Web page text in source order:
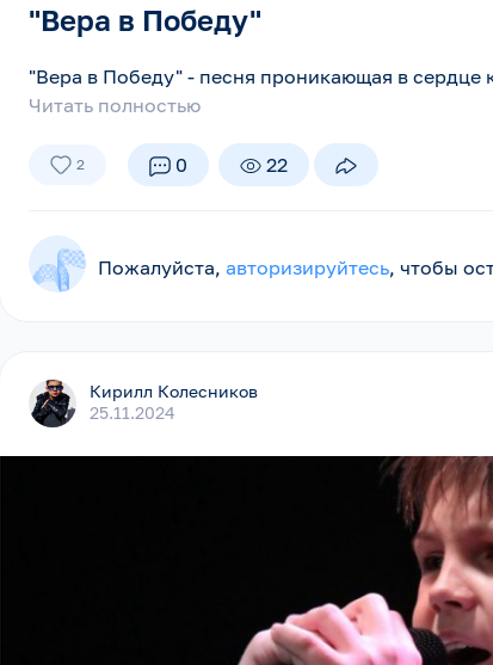
"Вера в Победу"
"Вера в Победу" - песня проникающая в сердце
Читать полностью
2 0 22
Пожалуйста,авторизируйтесь, чтобы
Кирилл Колесников
25.11.2024